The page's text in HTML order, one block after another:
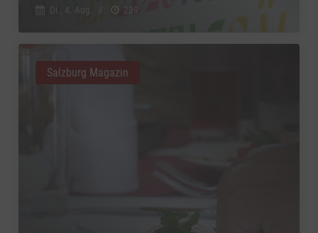
Di., 4. Aug. // 239
Salzburg Magazin